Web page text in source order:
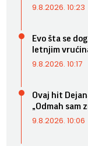
9.8.2026. 10:23
Evo šta se
letnjim
9.8.2026. 10:17
Ovaj hit
„Odmah sam
9.8.2026. 10:06